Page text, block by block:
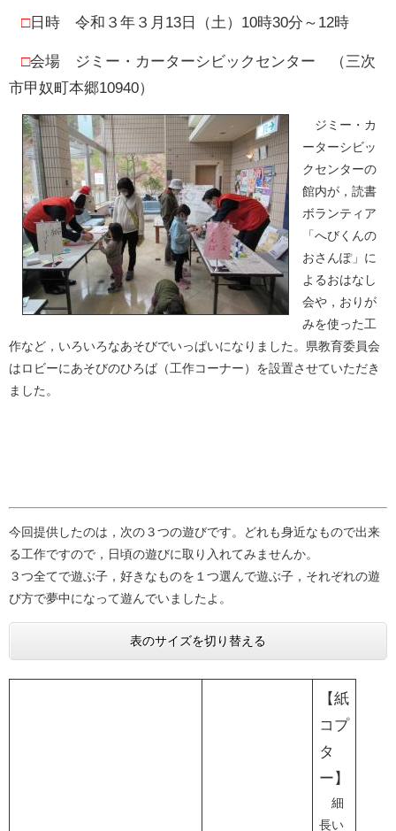
□日時 令和３年３月13日（土）10時30分～12時
□会場 ジミー・カーターシビックセンター （三次
市甲奴町本郷10940）
ジミー・カ
ーターシビッ
クセンターの
館内が，読書
ボランティア
「へびくんの
おさんぽ」に
よるおはなし
会や，おりが
みを使った工
作など，いろいろなあそびでいっぱいになりました。県教育委員会
はロビーにあそびのひろば（工作コーナー）を設置させていただき
ました。
今回提供したのは，次の３つの遊びです。どれも身近なもので出来
る工作ですので，日頃の遊びに取り入れてみませんか。
３つ全てで遊ぶ子，好きなものを１つ選んで遊ぶ子，それぞれの遊
び方で夢中になって遊んでいましたよ。
表のサイズを切り替える
【紙
コプ
タ
ー】
細
長い